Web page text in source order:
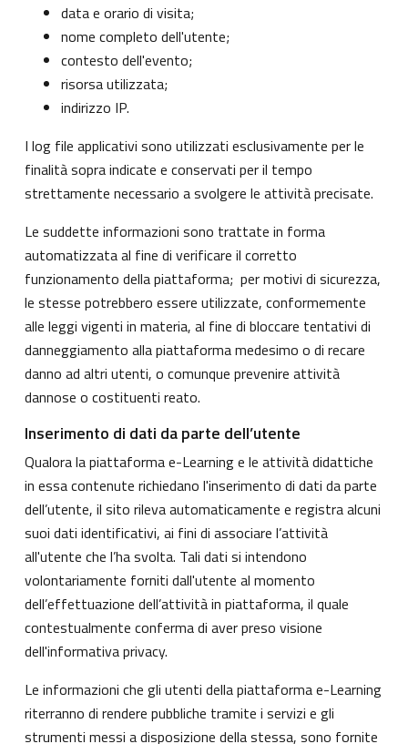
data e orario di visita;
nome completo dell'utente;
contesto dell'evento;
risorsa utilizzata;
indirizzo IP.
I log file applicativi sono utilizzati esclusivamente per le
finalità sopra indicate e conservati per il tempo
strettamente necessario a svolgere le attività precisate.
Le suddette informazioni sono trattate in forma
automatizzata al fine di verificare il corretto
funzionamento della piattaforma; per motivi di sicurezza,
le stesse potrebbero essere utilizzate, conformemente
alle leggi vigenti in materia, al fine di bloccare tentativi di
danneggiamento alla piattaforma medesimo o di recare
danno ad altri utenti, o comunque prevenire attività
dannose o costituenti reato.
Inserimento di dati da parte dell’utente
Qualora la piattaforma e-Learning e le attività didattiche
in essa contenute richiedano l'inserimento di dati da parte
dell’utente, il sito rileva automaticamente e registra alcuni
suoi dati identificativi, ai fini di associare l’attività
all'utente che l’ha svolta. Tali dati si intendono
volontariamente forniti dall'utente al momento
dell’effettuazione dell’attività in piattaforma, il quale
contestualmente conferma di aver preso visione
dell'informativa privacy.
Le informazioni che gli utenti della piattaforma e-Learning
riterranno di rendere pubbliche tramite i servizi e gli
strumenti messi a disposizione della stessa, sono fornite